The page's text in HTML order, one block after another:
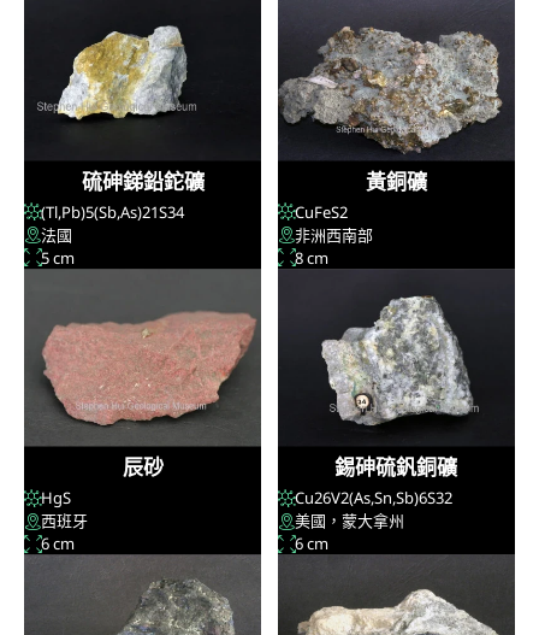
硫砷銻鉛鉈礦
(Tl,Pb)5(Sb,As)21S34
法國
5 cm
黃銅礦
CuFeS2
非洲西南部
8 cm
辰砂
HgS
西班牙
6 cm
錫砷硫釩銅礦
Cu26V2(As,Sn,Sb)6S32
美國，蒙大拿州
6 cm